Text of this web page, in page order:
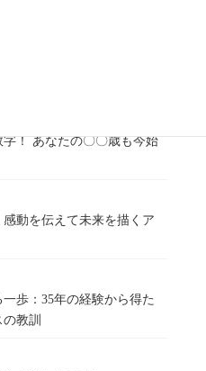
！ あなたの〇〇歳も今始
動を伝えて未来を描くア
歩：35年の経験から得た
教訓